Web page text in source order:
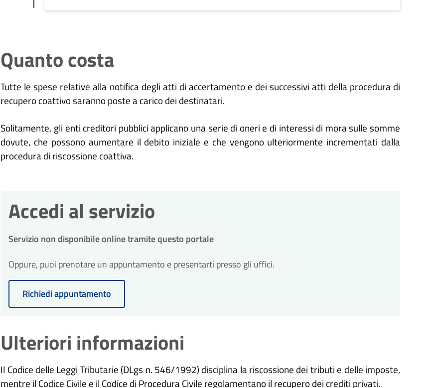
Quanto costa
Tutte le spese relative alla notifica degli atti di accertamento e dei successivi atti della procedura di
recupero coattivo saranno poste a carico dei destinatari.
Solitamente, gli enti creditori pubblici applicano una serie di oneri e di interessi di mora sulle somme
dovute, che possono aumentare il debito iniziale e che vengono ulteriormente incrementati dalla
procedura di riscossione coattiva.
Accedi al servizio
Servizio non disponibile online tramite questo portale
Oppure, puoi prenotare un appuntamento e presentarti presso gli uffici.
Richiedi appuntamento
Ulteriori informazioni
Il Codice delle Leggi Tributarie (DLgs n. 546/1992) disciplina la riscossione dei tributi e delle imposte,
mentre il Codice Civile e il Codice di Procedura Civile regolamentano il recupero dei crediti privati.